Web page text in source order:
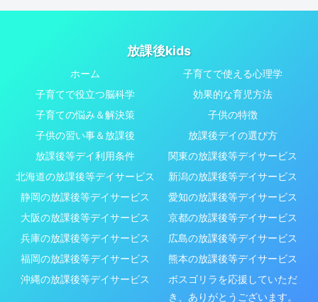
放課後kids
ホーム
子育てで使える心理学
子育てで役立つ脳科学
効果的な育児方法
子育ての悩み＆解決策
子供の特徴
子供の習い事＆放課後
放課後デイの選び方
放課後等デイ利用条件
関東の放課後等デイサービス
北海道の放課後等デイサービス
新潟の放課後等デイサービス
静岡の放課後等デイサービス
愛知の放課後等デイサービス
大阪の放課後等デイサービス
京都の放課後等デイサービス
兵庫の放課後等デイサービス
広島の放課後等デイサービス
福岡の放課後等デイサービス
熊本の放課後等デイサービス
沖縄の放課後等デイサービス
ボスゴリラを応援していただ
き、ありがとうございます。